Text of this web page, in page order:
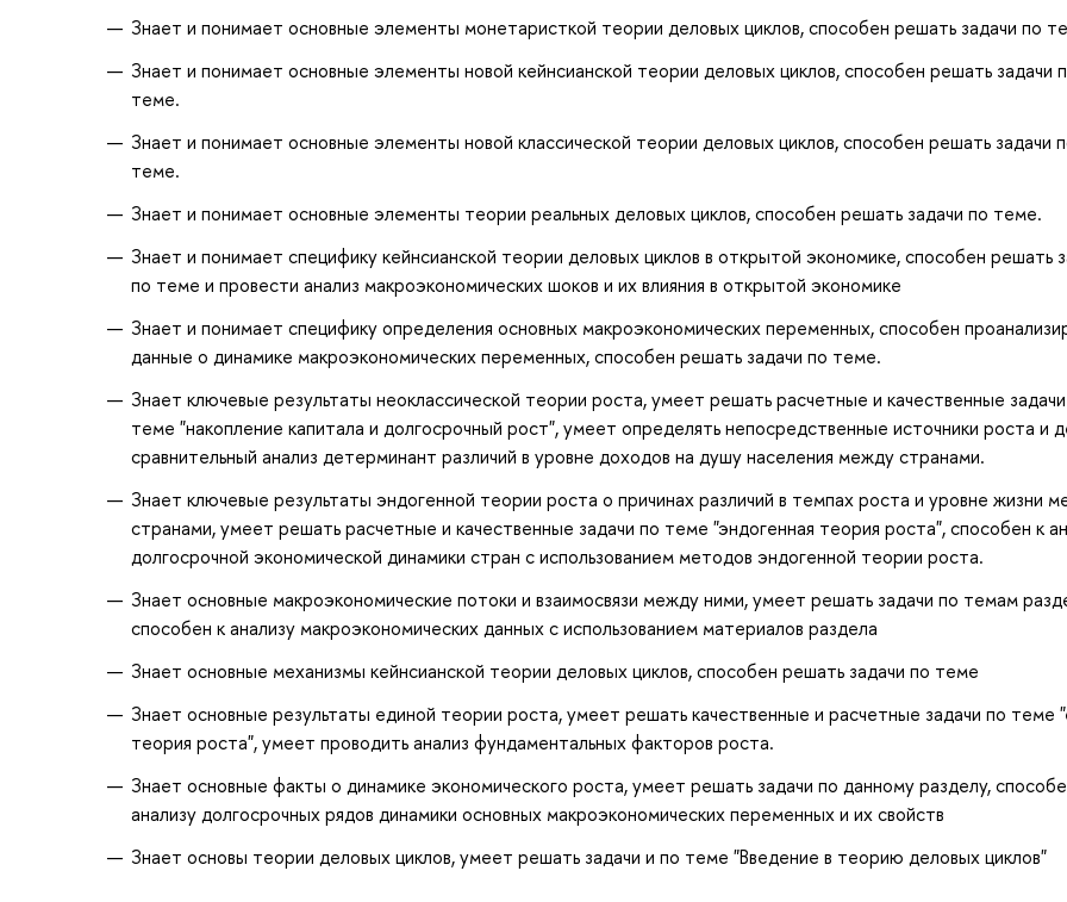
Знает и понимает основные элементы монетаристкой теории деловых циклов, способен решать задачи по
Знает и понимает основные элементы новой кейнсианской теории деловых циклов, способен решать задачи
теме.
Знает и понимает основные элементы новой классической теории деловых циклов, способен решать задачи
теме.
Знает и понимает основные элементы теории реальных деловых циклов, способен решать задачи по теме.
Знает и понимает специфику кейнсианской теории деловых циклов в открытой экономике, способен решать
по теме и провести анализ макроэкономических шоков и их влияния в открытой экономике
Знает и понимает специфику определения основных макроэкономических переменных, способен
данные о динамике макроэкономических переменных, способен решать задачи по теме.
Знает ключевые результаты неоклассической теории роста, умеет решать расчетные и качественные
теме "накопление капитала и долгосрочный рост", умеет определять непосредственные источники роста и
сравнительный анализ детерминант различий в уровне доходов на душу населения между странами.
Знает ключевые результаты эндогенной теории роста о причинах различий в темпах роста и уровне жизни
странами, умеет решать расчетные и качественные задачи по теме "эндогенная теория роста", способен к
долгосрочной экономической динамики стран с использованием методов эндогенной теории роста.
Знает основные макроэкономические потоки и взаимосвязи между ними, умеет решать задачи по темам
способен к анализу макроэкономических данных с использованием материалов раздела
Знает основные механизмы кейнсианской теории деловых циклов, способен решать задачи по теме
Знает основные результаты единой теории роста, умеет решать качественные и расчетные задачи по теме
теория роста", умеет проводить анализ фундаментальных факторов роста.
Знает основные факты о динамике экономического роста, умеет решать задачи по данному разделу,
анализу долгосрочных рядов динамики основных макроэкономических переменных и их свойств
Знает основы теории деловых циклов, умеет решать задачи и по теме "Введение в теорию деловых циклов"